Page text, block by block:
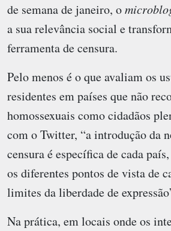
de semana de janeiro, o
a sua relevância social e
ferramenta de censura.
Pelo menos é o que avaliam os
residentes em países que não
homossexuais como cidadãos
com o Twitter, “a introdução da
censura é específica de cada
os diferentes pontos de vista de
limites da liberdade de
Na prática, em locais onde os